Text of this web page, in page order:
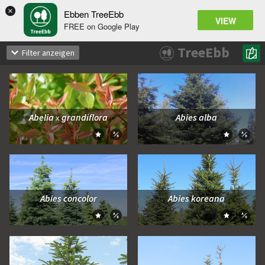
× Ebben TreeEbb
FREE on Google Play VIEW
Filter anzeigen TreeEbb
Abeliaxgrandiflora
Zum Vergleich hinzufügen
Zum Moodboard hinzufügen
Abies alba
Zum
Zum
Abies concolor
Zum Vergleich hinzufügen
Zum Moodboard hinzufügen
Abies koreana
Zum
Zum